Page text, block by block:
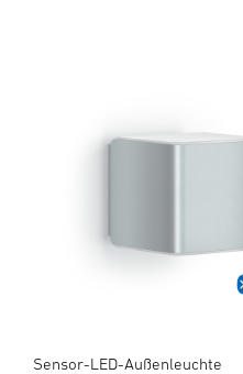
Sensor-LED-Außenleuchte